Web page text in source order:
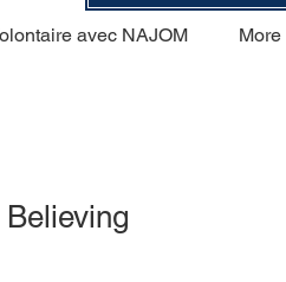
avec NAJOM More